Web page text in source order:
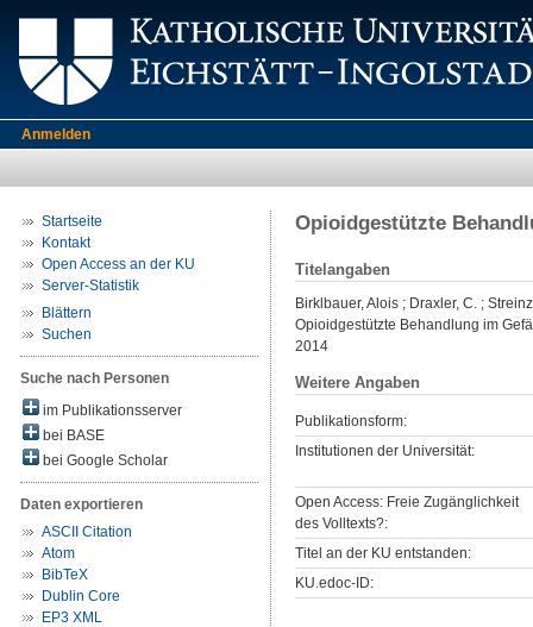
Anmelden
Startseite
Kontakt
Open Access an der KU
Server-Statistik
Blättern
Suchen
Suche nach Personen
im Publikationsserver
bei BASE
bei Google Scholar
Daten exportieren
ASCII Citation
Atom
BibTeX
Dublin Core
EP3 XML
Opioidgestützte
Titelangaben
Birklbauer, Alois ; Draxler, C. ;
Opioidgestützte Behandlung im
2014
Weitere Angaben
Publikationsform:
Institutionen der Universität:
Open Access: Freie Zugänglichkeit
des Volltexts?:
Titel an der KU entstanden:
KU.edoc-ID: